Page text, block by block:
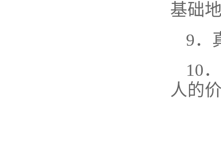
基础
9．
10
人的